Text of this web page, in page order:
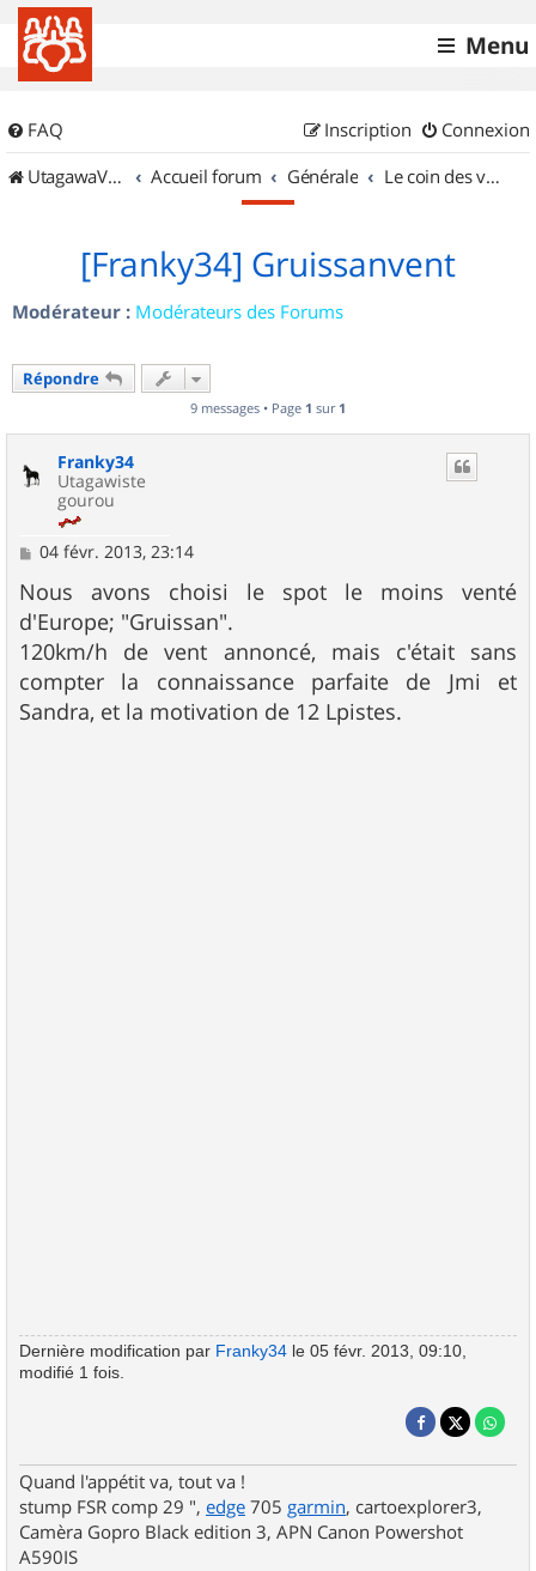
Menu
FAQ Connexion
Inscription
UtagawaVTT (Randos VTT et VTTAE avec traces GPS)
Accueil forum Générale Le coin des vidéastes
[Franky34] Gruissanvent
Modérateur : Modérateurs des Forums
Répondre
9 messages • Page 1 sur 1
Franky34
Utagawiste
gourou
M
s
s
a
g
e
04 févr. 2013, 23:14
Nous avons choisi le spot le moins venté
d'Europe; "Gruissan".
120km/h de vent annoncé, mais c'était sans
compter la connaissance parfaite de Jmi et
Sandra, et la motivation de 12 Lpistes.
Dernière modification par Franky34 le 05 févr. 2013, 09:10,
modifié 1 fois.
Quand l'appétit va, tout va !
stump FSR comp 29 ", edge 705 garmin, cartoexplorer3,
Camèra Gopro Black edition 3, APN Canon Powershot
A590IS